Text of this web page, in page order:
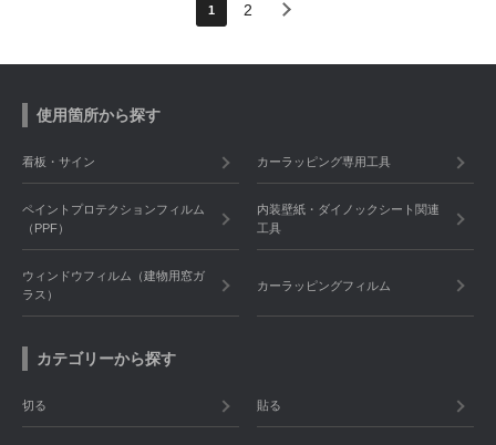
1 2
使用箇所から探す
看板・サイン カーラッピング専用工具
ペイントプロテクションフィルム
（PPF）
内装壁紙・ダイノックシート関連
工具
ウィンドウフィルム（建物用窓ガ
ラス）
カーラッピングフィルム
カテゴリーから探す
切る 貼る